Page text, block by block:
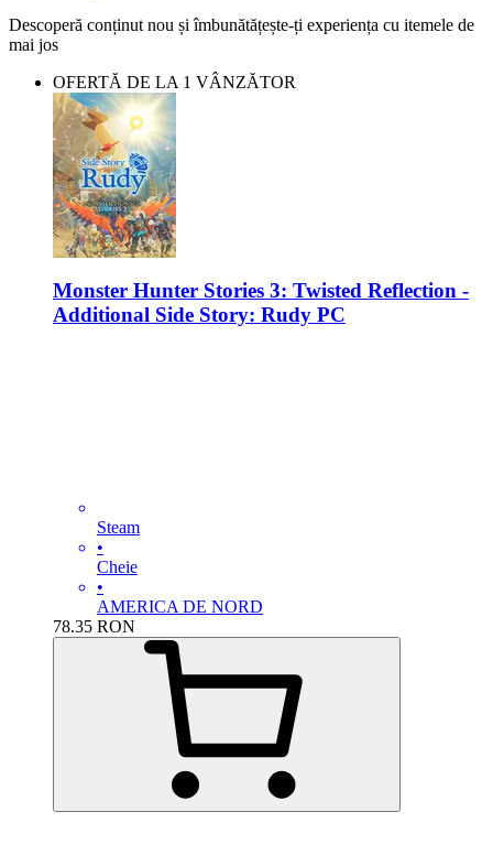
Descoperă conținut nou și îmbunătățește-ți experiența cu itemele de
mai jos
OFERTĂ DE LA 1 VÂNZĂTOR
Monster Hunter Stories 3: Twisted Reflection -
Additional Side Story: Rudy PC
Steam
•
Cheie
•
AMERICA DE NORD
78.35 RON